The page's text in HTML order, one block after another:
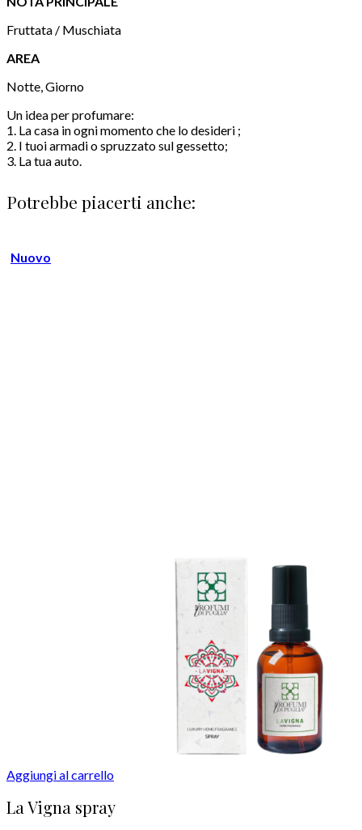
Fruttata / Muschiata
AREA
Notte, Giorno
Un idea per profumare:
1. La casa in ogni momento che lo desideri ;
2. I tuoi armadi o spruzzato sul gessetto;
3. La tua auto.
Potrebbe piacerti anche:
Nuovo
Aggiungi al carrello
La Vigna spray